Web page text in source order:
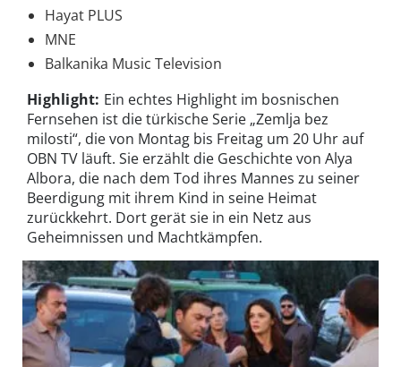
Hayat PLUS
MNE
Balkanika Music Television
Highlight: Ein echtes Highlight im bosnischen
Fernsehen ist die türkische Serie „Zemlja bez
milosti“, die von Montag bis Freitag um 20 Uhr auf
OBN TV läuft. Sie erzählt die Geschichte von Alya
Albora, die nach dem Tod ihres Mannes zu seiner
Beerdigung mit ihrem Kind in seine Heimat
zurückkehrt. Dort gerät sie in ein Netz aus
Geheimnissen und Machtkämpfen.